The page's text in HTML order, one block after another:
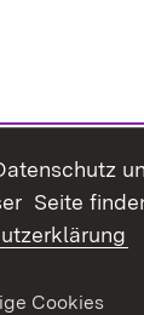
Seite
Cookies